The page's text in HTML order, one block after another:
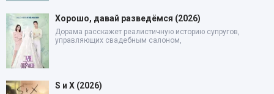
Хорошо, давай разведёмся (2026)
Дорама расскажет реалистичную историю супругов,
управляющих свадебным салоном,
S и X (2026)